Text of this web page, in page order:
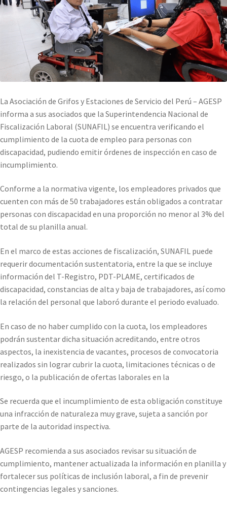
La Asociación de Grifos y Estaciones de Servicio del Perú – AGESP
informa a sus asociados que la Superintendencia Nacional de
Fiscalización Laboral (SUNAFIL) se encuentra verificando el
cumplimiento de la cuota de empleo para personas con
discapacidad, pudiendo emitir órdenes de inspección en caso de
incumplimiento.
Conforme a la normativa vigente, los empleadores privados que
cuenten con más de 50 trabajadores están obligados a contratar
personas con discapacidad en una proporción no menor al 3% del
total de su planilla anual.
En el marco de estas acciones de fiscalización, SUNAFIL puede
requerir documentación sustentatoria, entre la que se incluye
información del T-Registro, PDT-PLAME, certificados de
discapacidad, constancias de alta y baja de trabajadores, así como
la relación del personal que laboró durante el periodo evaluado.
En caso de no haber cumplido con la cuota, los empleadores
podrán sustentar dicha situación acreditando, entre otros
aspectos, la inexistencia de vacantes, procesos de convocatoria
realizados sin lograr cubrir la cuota, limitaciones técnicas o de
riesgo, o la publicación de ofertas laborales en la
Se recuerda que el incumplimiento de esta obligación constituye
una infracción de naturaleza muy grave, sujeta a sanción por
parte de la autoridad inspectiva.
AGESP recomienda a sus asociados revisar su situación de
cumplimiento, mantener actualizada la información en planilla y
fortalecer sus políticas de inclusión laboral, a fin de prevenir
contingencias legales y sanciones.